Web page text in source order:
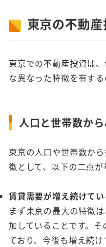
東京の不動
東京での不動産投資は
な異なった特徴を有する
人口と世帯数か
東京の人口や世帯数か
徴として、以下の二点が
賃貸需要が増え続けてい
まず東京の最大の特徴
加していることです。
ており、今後も増え続